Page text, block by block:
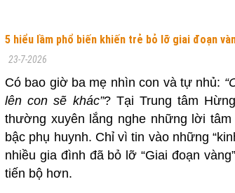
5 hiểu lầm phổ biến khiến trẻ bỏ lỡ giai đoạn
23-7-2026
Có bao giờ ba mẹ nhìn con và tự nhủ:
lên con sẽ khác”? Tại Trung tâm
thường xuyên lắng nghe những lời
bậc phụ huynh. Chỉ vì tin vào những
nhiều gia đình đã bỏ lỡ “Giai đoạn
tiến bộ hơn.